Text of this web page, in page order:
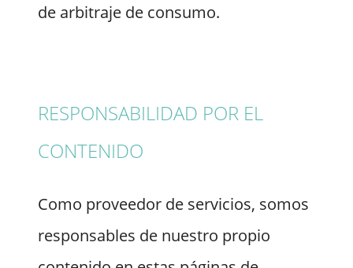
de arbitraje de consumo.
RESPONSABILIDAD POR EL
CONTENIDO
Como proveedor de servicios, somos
responsables de nuestro propio